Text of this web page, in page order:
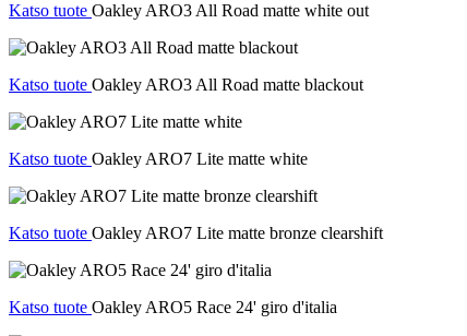
Katso tuote Oakley ARO3 All Road matte white out
Katso tuote Oakley ARO3 All Road matte blackout
Katso tuote Oakley ARO7 Lite matte white
Katso tuote Oakley ARO7 Lite matte bronze clearshift
Katso tuote Oakley ARO5 Race 24' giro d'italia